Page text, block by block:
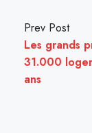
Prev Post
Les grands
31.000
ans